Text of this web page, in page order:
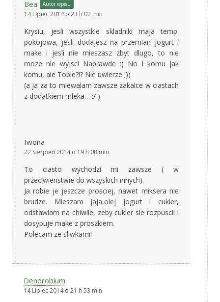
Bea Autor wpisu
14 Lipiec 2014 o 23 h 02 min
Krysiu, jesli wszystkie skladniki maja temp.
pokojowa, jesli dodajesz na przemian jogurt i
make i jesli nie mieszasz zbyt dlugo, to nie
moze nie wyjsc! Naprawde :) No i komu jak
komu, ale Tobie?!? Nie uwierze ;))
(a ja za to miewalam zawsze zakalce w ciastach
z dodatkiem mleka… :/ )
Iwona
22 Sierpień 2014 o 19 h 08 min
To ciasto wychodzi mi zawsze ( w
przeciwienstwie do wszyskich innych).
Ja robie je jeszcze prosciej, nawet miksera nie
brudze. Mieszam jaja,olej jogurt i cukier,
odstawiam na chiwile, zeby cukier sie rozpuscil i
dosypuje make z proszkiem.
Polecam ze sliwkami!
Dendrobium
14 Lipiec 2014 o 21 h 53 min